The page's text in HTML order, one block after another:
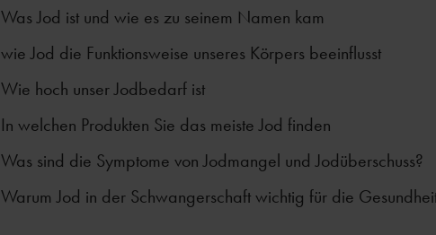
Was Jod ist und wie es zu seinem Namen kam
wie Jod die Funktionsweise unseres Körpers beeinflusst
Wie hoch unser Jodbedarf ist
In welchen Produkten Sie das meiste Jod finden
Was sind die Symptome von Jodmangel und Jodüberschuss?
Warum Jod in der Schwangerschaft wichtig für die